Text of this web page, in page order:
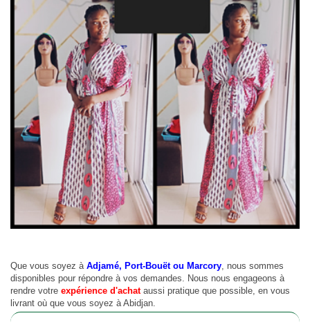
Que vous soyez à Adjamé, Port-Bouët ou Marcory, nous sommes
disponibles pour répondre à vos demandes. Nous nous engageons à
rendre votre expérience d'achataussi pratique que possible, en vous
livrant où que vous soyez à Abidjan.